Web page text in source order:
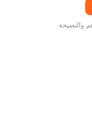
والنصيحة